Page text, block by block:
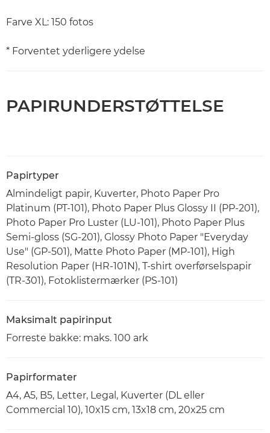
Farve XL: 150 fotos
* Forventet yderligere ydelse
PAPIRUNDERSTØTTELSE
Papirtyper
Almindeligt papir, Kuverter, Photo Paper Pro
Platinum (PT-101), Photo Paper Plus Glossy II (PP-201),
Photo Paper Pro Luster (LU-101), Photo Paper Plus
Semi-gloss (SG-201), Glossy Photo Paper "Everyday
Use" (GP-501), Matte Photo Paper (MP-101), High
Resolution Paper (HR-101N), T-shirt overførselspapir
(TR-301), Fotoklistermærker (PS-101)
Maksimalt papirinput
Forreste bakke: maks. 100 ark
Papirformater
A4, A5, B5, Letter, Legal, Kuverter (DL eller
Commercial 10), 10x15 cm, 13x18 cm, 20x25 cm